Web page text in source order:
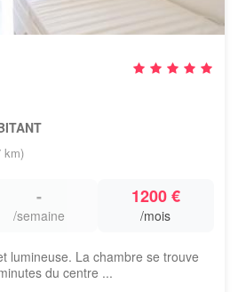
km)
-
/semaine
1200 €
/mois
lumineuse. La chambre se trouve
du centre ...